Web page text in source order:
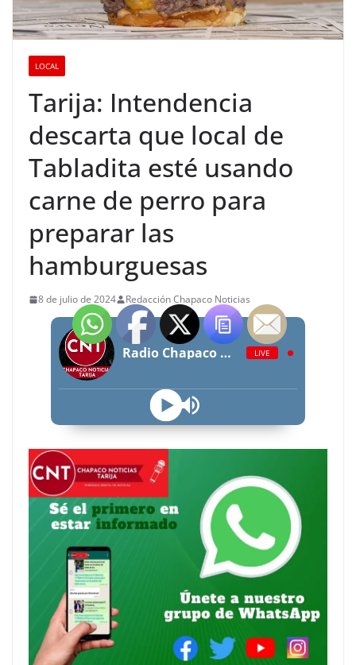
LOCAL
Tarija: Intendencia
descarta que local de
Tabladita esté usando
carne de perro para
preparar las
hamburguesas
8 de julio de 2024 Redacción Chapaco Noticias
Radio Chapaco Noticias Las 24 horas en vivo LIVE